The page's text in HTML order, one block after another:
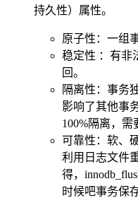
持久性）属性。
原子性：一组
稳定性 ：有非
回。
隔离性：事务
影响了其他事
100%隔离，需
可靠性：软、
利用日志文件
得，
时候吧事务保